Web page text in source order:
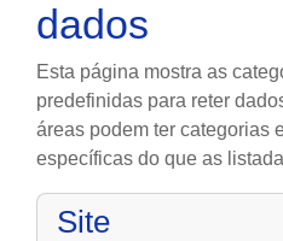
dados
Esta página mostra as
predefinidas para reter
áreas podem ter categorias
específicas do que as
Site